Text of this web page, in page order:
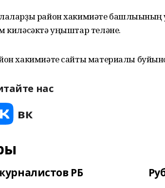
район хакимиәте
киләсәктә уңыштар теләне.
хакимиәте сайты материалы
нас
РБ